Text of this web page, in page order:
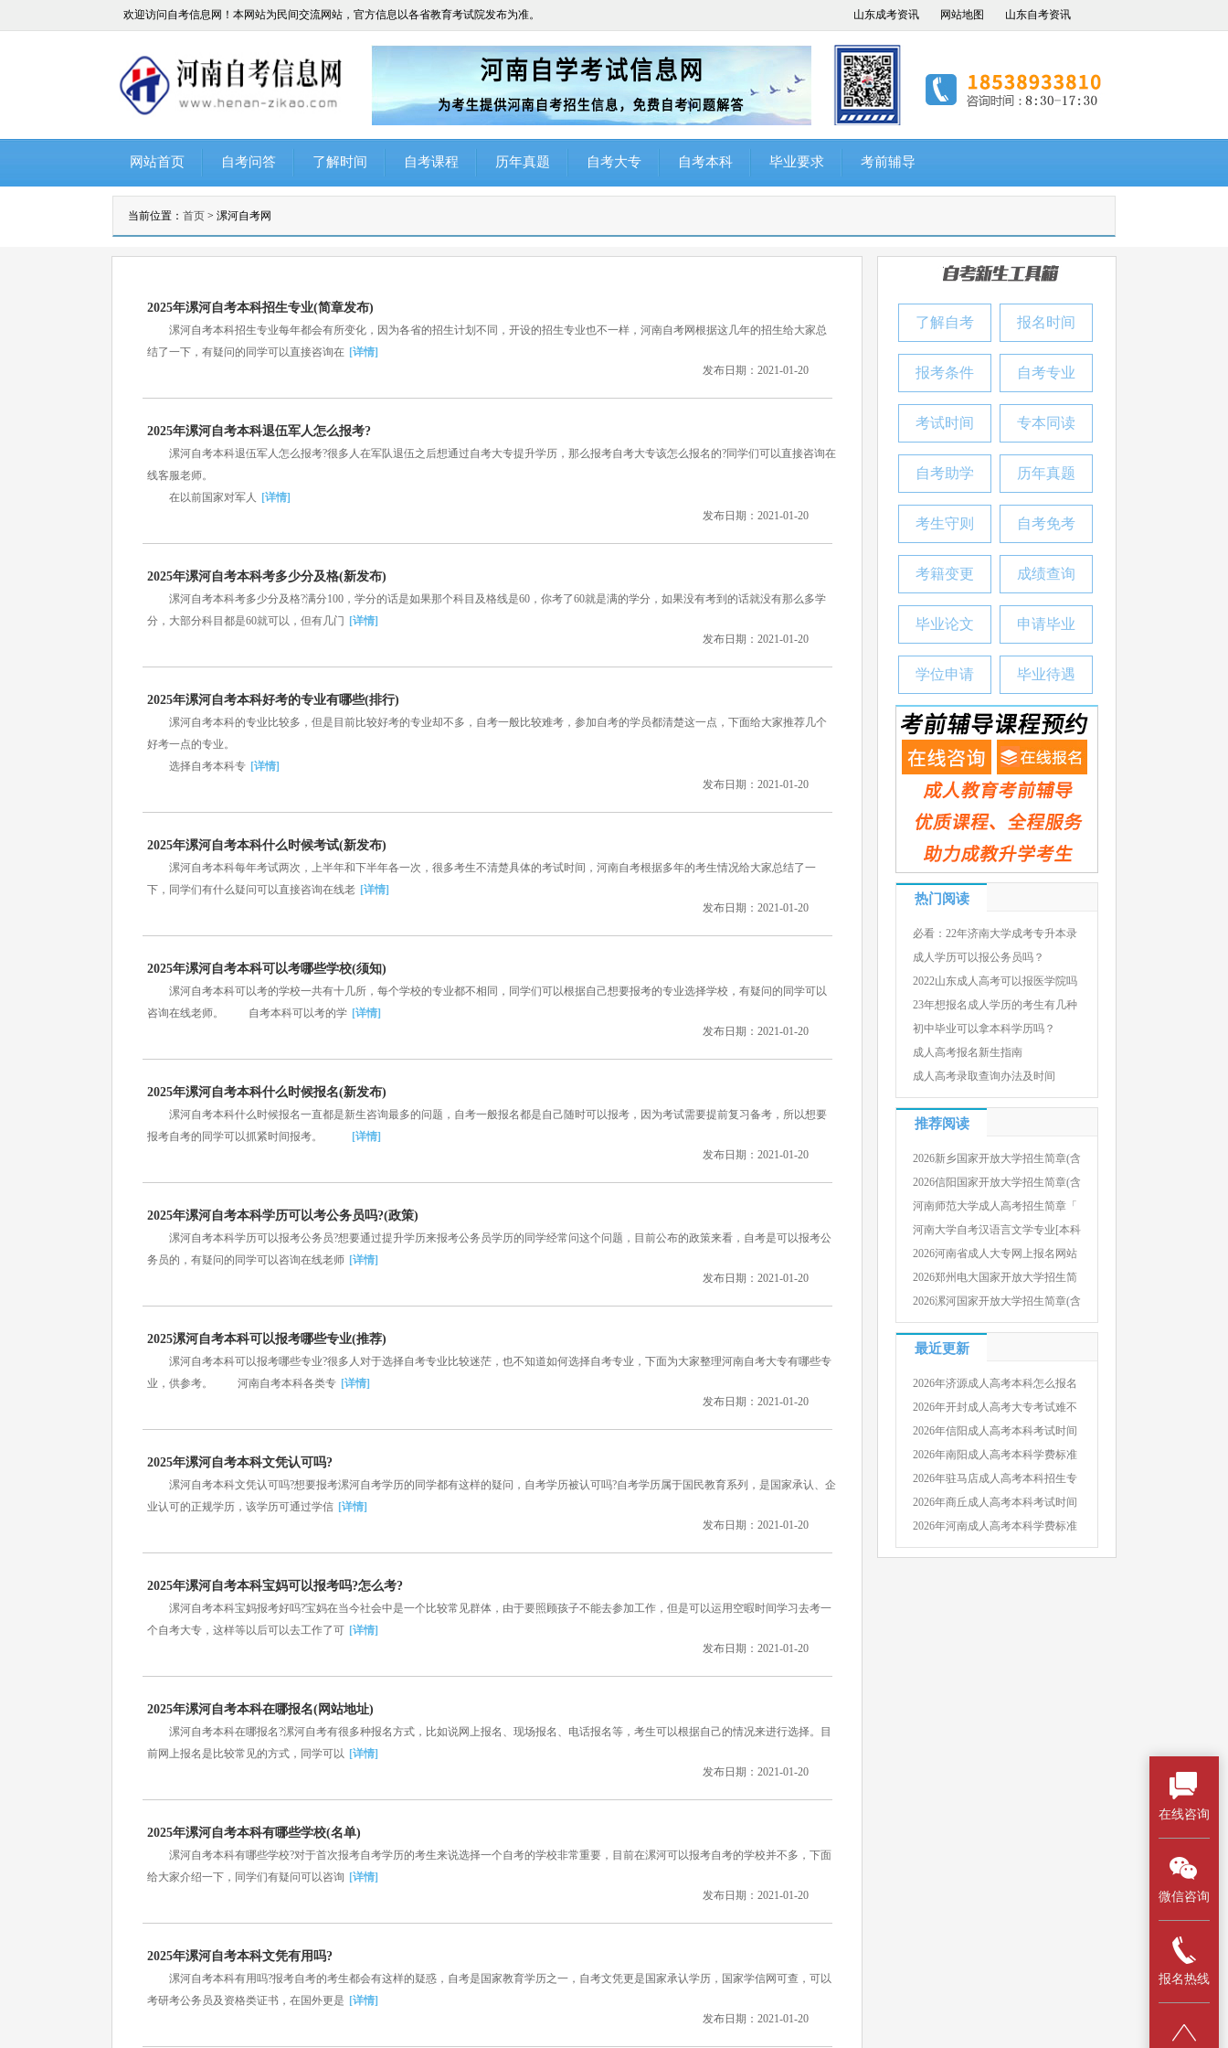
欢迎访问自考信息网！本网站为民间交流网站，官方信息以各省教育考试院发布为准。 山东成考资讯 网站地图 山东自考资讯
网站首页 自考问答 了解时间 自考课程 历年真题 自考大专 自考本科 毕业要求 考前辅导
当前位置： 首页 > 漯河自考网
2025年漯河自考本科招生专业(简章发布)
漯河自考本科招生专业每年都会有所变化，因为各省的招生计划不同，开设的招生专业也不一样，河南自考网根据这几年的招生给大家总
结了一下，有疑问的同学可以直接咨询在 [详情]
发布日期：2021-01-20
2025年漯河自考本科退伍军人怎么报考?
漯河自考本科退伍军人怎么报考?很多人在军队退伍之后想通过自考大专提升学历，那么报考自考大专该怎么报名的?同学们可以直接咨询在
线客服老师。
在以前国家对军人
[详情]
发布日期：2021-01-20
2025年漯河自考本科考多少分及格(新发布)
漯河自考本科考多少分及格?满分100，学分的话是如果那个科目及格线是60，你考了60就是满的学分，如果没有考到的话就没有那么多学
分，大部分科目都是60就可以，但有几门
[详情]
发布日期：2021-01-20
2025年漯河自考本科好考的专业有哪些(排行)
漯河自考本科的专业比较多，但是目前比较好考的专业却不多，自考一般比较难考，参加自考的学员都清楚这一点，下面给大家推荐几个
好考一点的专业。
选择自考本科专 [详情]
发布日期：2021-01-20
2025年漯河自考本科什么时候考试(新发布)
漯河自考本科每年考试两次，上半年和下半年各一次，很多考生不清楚具体的考试时间，河南自考根据多年的考生情况给大家总结了一
下，同学们有什么疑问可以直接咨询在线老 [详情]
发布日期：2021-01-20
2025年漯河自考本科可以考哪些学校(须知)
漯河自考本科可以考的学校一共有十几所，每个学校的专业都不相同，同学们可以根据自己想要报考的专业选择学校，有疑问的同学可以
咨询在线老师。 自考本科可以考的学 [详情]
发布日期：2021-01-20
2025年漯河自考本科什么时候报名(新发布)
漯河自考本科什么时候报名一直都是新生咨询最多的问题，自考一般报名都是自己随时可以报考，因为考试需要提前复习备考，所以想要
报考自考的同学可以抓紧时间报考。
[详情]
发布日期：2021-01-20
2025年漯河自考本科学历可以考公务员吗?(政策)
漯河自考本科学历可以报考公务员?想要通过提升学历来报考公务员学历的同学经常问这个问题，目前公布的政策来看，自考是可以报考公
务员的，有疑问的同学可以咨询在线老师 [详情]
发布日期：2021-01-20
2025漯河自考本科可以报考哪些专业(推荐)
漯河自考本科可以报考哪些专业?很多人对于选择自考专业比较迷茫，也不知道如何选择自考专业，下面为大家整理河南自考大专有哪些专
业，供参考。 河南自考本科各类专 [详情]
发布日期：2021-01-20
2025年漯河自考本科文凭认可吗?
漯河自考本科文凭认可吗?想要报考漯河自考学历的同学都有这样的疑问，自考学历被认可吗?自考学历属于国民教育系列，是国家承认、企
业认可的正规学历，该学历可通过学信 [详情]
发布日期：2021-01-20
2025年漯河自考本科宝妈可以报考吗?怎么考?
漯河自考本科宝妈报考好吗?宝妈在当今社会中是一个比较常见群体，由于要照顾孩子不能去参加工作，但是可以运用空暇时间学习去考一
个自考大专，这样等以后可以去工作了可 [详情]
发布日期：2021-01-20
2025年漯河自考本科在哪报名(网站地址)
漯河自考本科在哪报名?漯河自考有很多种报名方式，比如说网上报名、现场报名、电话报名等，考生可以根据自己的情况来进行选择。目
前网上报名是比较常见的方式，同学可以 [详情]
发布日期：2021-01-20
2025年漯河自考本科有哪些学校(名单)
漯河自考本科有哪些学校?对于首次报考自考学历的考生来说选择一个自考的学校非常重要，目前在漯河可以报考自考的学校并不多，下面
给大家介绍一下，同学们有疑问可以咨询 [详情]
发布日期：2021-01-20
2025年漯河自考本科文凭有用吗?
漯河自考本科有用吗?报考自考的考生都会有这样的疑惑，自考是国家教育学历之一，自考文凭更是国家承认学历，国家学信网可查，可以
考研考公务员及资格类证书，在国外更是 [详情]
发布日期：2021-01-20
了解自考 报名时间
报考条件 自考专业
考试时间 专本同读
自考助学 历年真题
考生守则 自考免考
考籍变更 成绩查询
毕业论文 申请毕业
学位申请 毕业待遇
热门阅读
必看：22年济南大学成考专升本录
成人学历可以报公务员吗？
2022山东成人高考可以报医学院吗
23年想报名成人学历的考生有几种
初中毕业可以拿本科学历吗？
成人高考报名新生指南
成人高考录取查询办法及时间
推荐阅读
2026新乡国家开放大学招生简章(含
2026信阳国家开放大学招生简章(含
河南师范大学成人高考招生简章「
河南大学自考汉语言文学专业[本科
2026河南省成人大专网上报名网站
2026郑州电大国家开放大学招生简
2026漯河国家开放大学招生简章(含
最近更新
2026年济源成人高考本科怎么报名
2026年开封成人高考大专考试难不
2026年信阳成人高考本科考试时间
2026年南阳成人高考本科学费标准
2026年驻马店成人高考本科招生专
2026年商丘成人高考本科考试时间
2026年河南成人高考本科学费标准
在线咨询
微信咨询
报名热线